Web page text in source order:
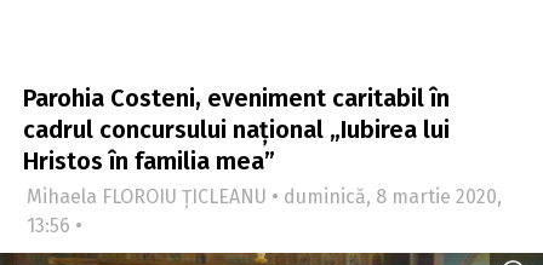
Parohia Costeni, eveniment caritabil în
cadrul concursului național „Iubirea lui
Hristos în familia mea”
Mihaela FLOROIU ȚICLEANU • duminică, 8 martie 2020,
13:56 •